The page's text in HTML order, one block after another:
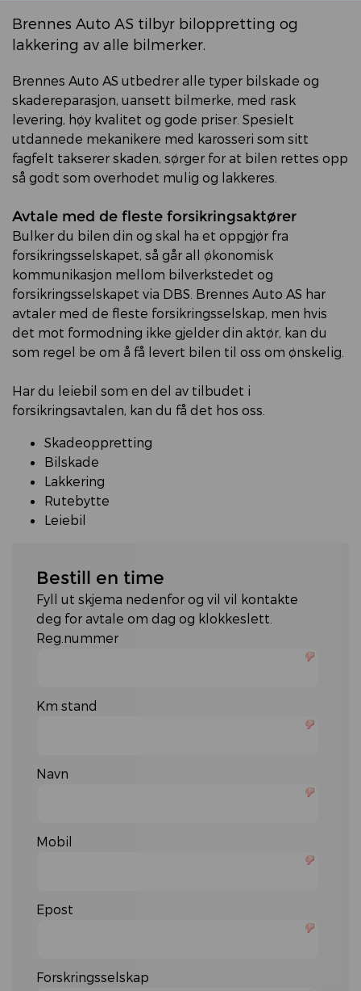
Brennes Auto AS tilbyr biloppretting og
lakkering av alle bilmerker.
Brennes Auto AS utbedrer alle typer bilskade og
skadereparasjon, uansett bilmerke, med rask
levering, høy kvalitet og gode priser. Spesielt
utdannede mekanikere med karosseri som sitt
fagfelt takserer skaden, sørger for at bilen rettes opp
så godt som overhodet mulig og lakkeres.
Avtale med de fleste forsikringsaktører
Bulker du bilen din og skal ha et oppgjør fra
forsikringsselskapet, så går all økonomisk
kommunikasjon mellom bilverkstedet og
forsikringsselskapet via DBS. Brennes Auto AS har
avtaler med de fleste forsikringsselskap, men hvis
det mot formodning ikke gjelder din aktør, kan du
som regel be om å få levert bilen til oss om ønskelig.
Har du leiebil som en del av tilbudet i
forsikringsavtalen, kan du få det hos oss.
Skadeoppretting
Bilskade
Lakkering
Rutebytte
Leiebil
Bestill en time
Fyll ut skjema nedenfor og vil vil kontakte
deg for avtale om dag og klokkeslett.
Reg.nummer
Km stand
Navn
Mobil
Epost
Forskringsselskap